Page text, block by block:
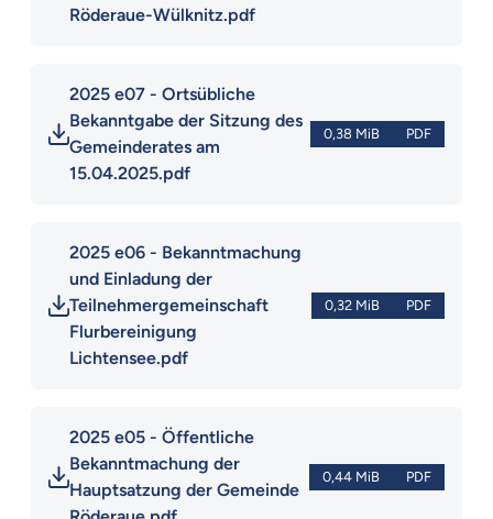
Röderaue-Wülknitz.pdf
2025 e07 - Ortsübliche
Bekanntgabe der Sitzung des
Gemeinderates am
15.04.2025.pdf
0,38 MiB PDF
2025 e06 - Bekanntmachung
und Einladung der
Teilnehmergemeinschaft
Flurbereinigung
Lichtensee.pdf
0,32 MiB PDF
2025 e05 - Öffentliche
Bekanntmachung der
Hauptsatzung der Gemeinde
0,44 MiB PDF